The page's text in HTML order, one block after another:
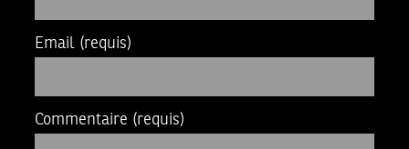
Email (requis)
Commentaire (requis)